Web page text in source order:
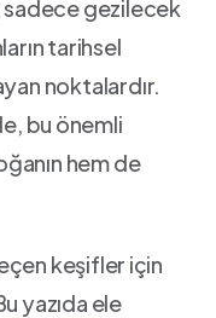
‌sadece gezilecek
tarihsel
noktalardır.⁣
bu⁢ önemli
hem de
keşifler⁣ için⁣
yazıda ele⁣